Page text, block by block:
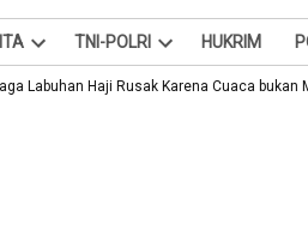
Open
dropdown
TNI-POLRI
Open
dropdown
HUKRIM
Labuhan Haji Rusak Karena Cuaca bukan